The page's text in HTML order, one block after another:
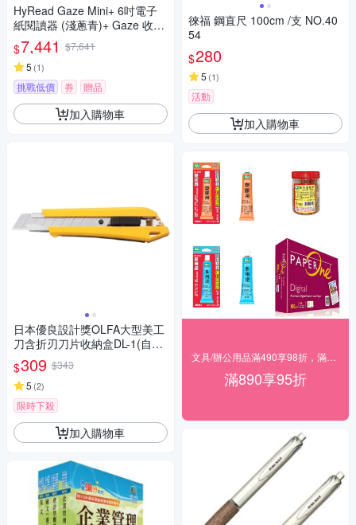
HyRead Gaze Mini+ 6吋電子
紙閱讀器 (淺蔥青)+ Gaze 收納
保護套 (組合)
$7,441 $7,641
5 (1)
挑戰低價 券 贈品
加入購物車
日本優良設計獎OLFA大型美工
刀含折刃刀片收納盒DL-1(自動
鎖定刀片18mm,207B)大美工刀
切割刀
$309 $343
5 (2)
限時下殺
加入購物車
徠福 鋼直尺 100cm /支 NO.40
54
$280
5 (1)
活動
加入購物車
滿890享95折